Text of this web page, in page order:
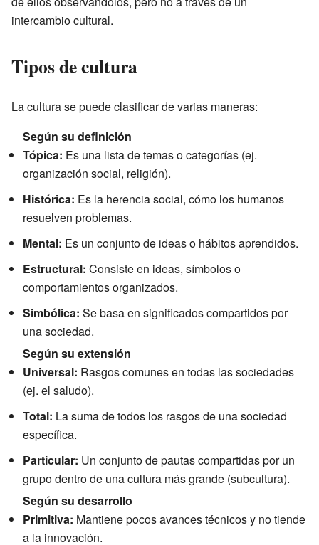
intercambio cultural.
Tipos de cultura
La cultura se puede clasificar de varias maneras:
Según su definición
Tópica: Es una lista de temas o categorías (ej.
organización social, religión).
Histórica: Es la herencia social, cómo los humanos
resuelven problemas.
Mental: Es un conjunto de ideas o hábitos aprendidos.
Estructural: Consiste en ideas, símbolos o
comportamientos organizados.
Simbólica: Se basa en significados compartidos por
una sociedad.
Según su extensión
Universal: Rasgos comunes en todas las sociedades
(ej. el saludo).
Total: La suma de todos los rasgos de una sociedad
específica.
Particular: Un conjunto de pautas compartidas por un
grupo dentro de una cultura más grande (subcultura).
Según su desarrollo
Primitiva: Mantiene pocos avances técnicos y no tiende
a la innovación.